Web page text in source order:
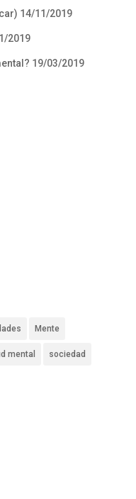
14/11/2019
2019
19/03/2019
Mente
mental sociedad